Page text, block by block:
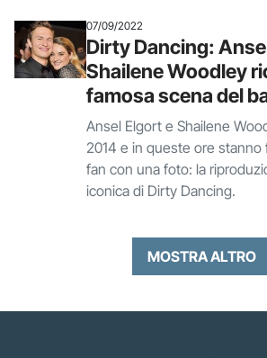
07/09/2022
Dirty Dancing:
Shailene Woodley
famosa scena del
Ansel Elgort e Shailene
2014 e in queste ore stanno
fan con una foto: la
iconica di Dirty Dancing.
MOSTRA ALTRO